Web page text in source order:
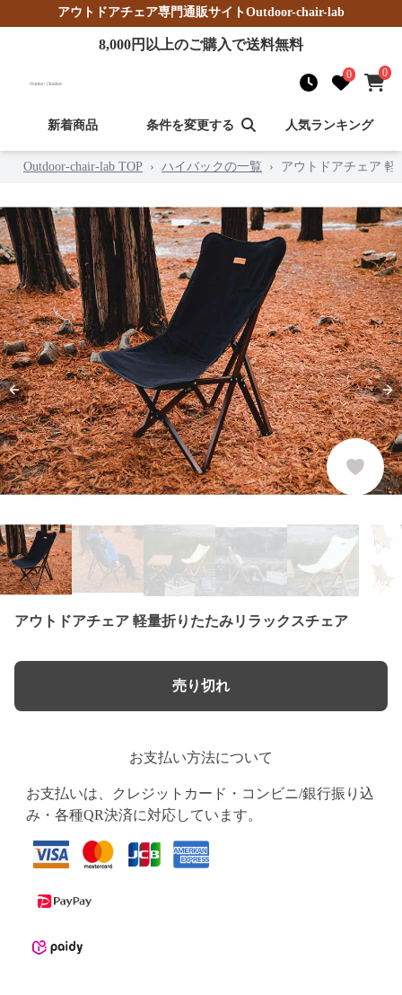
アウトドアチェア専門通販サイトOutdoor-chair-lab
8,000円以上のご購入で送料無料
0 0
新着商品 条件を変更する 人気ランキング
Outdoor-chair-lab TOP › ハイバックの一覧 › アウトドアチェア
Previous slide
アウトドアチェア 軽量折りたたみリラックスチェア
売り切れ
お支払い方法について
お支払いは、クレジットカード・コンビニ/銀行振り込
み・各種QR決済に対応しています。